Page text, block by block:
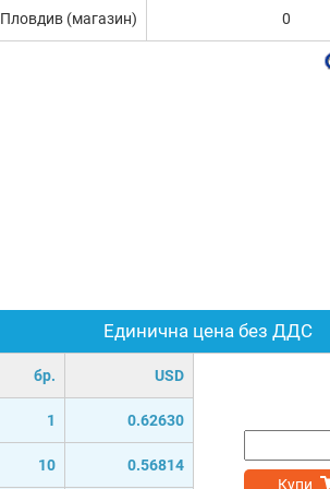
Единична цена без ДДС
бр. USD
1 0.62630
10
0.56814
Купи
Пловдив (магазин) 0